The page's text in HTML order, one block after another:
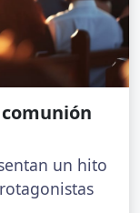
un hito